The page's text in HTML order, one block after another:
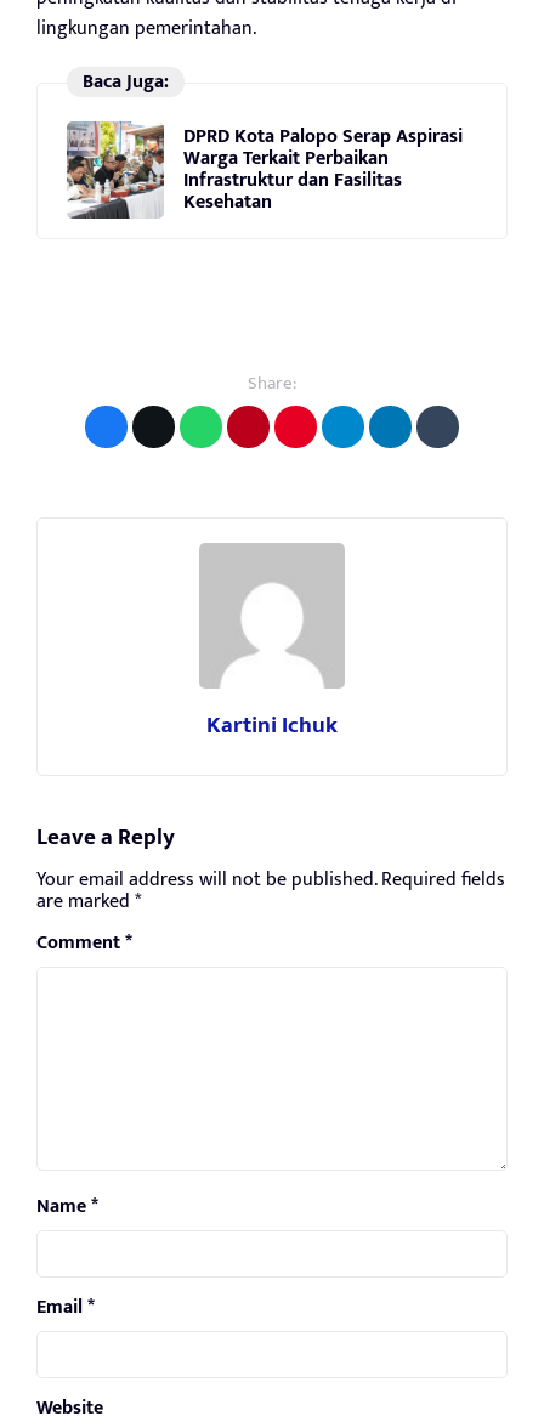
lingkungan pemerintahan.
Baca Juga:
DPRD Kota Palopo Serap Aspirasi
Warga Terkait Perbaikan
Infrastruktur dan Fasilitas
Kesehatan
Share:
Kartini Ichuk
Leave a Reply
Your email address will not be published.Required fields
are marked*
Comment*
Name*
Email*
Website